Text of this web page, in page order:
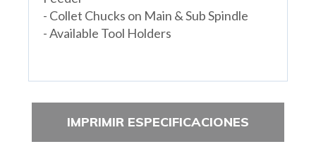
- Collet Chucks on Main & Sub Spindle
- Available Tool Holders
IMPRIMIR ESPECIFICACIONES